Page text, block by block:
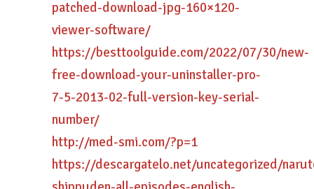
patched-download-jpg-160×120-
viewer-software/
https://besttoolguide.com/2022/07/30/new-
free-download-your-uninstaller-pro-
7-5-2013-02-full-version-key-serial-
number/
http://med-smi.com/?p=1
https://descargatelo.net/uncategorized/